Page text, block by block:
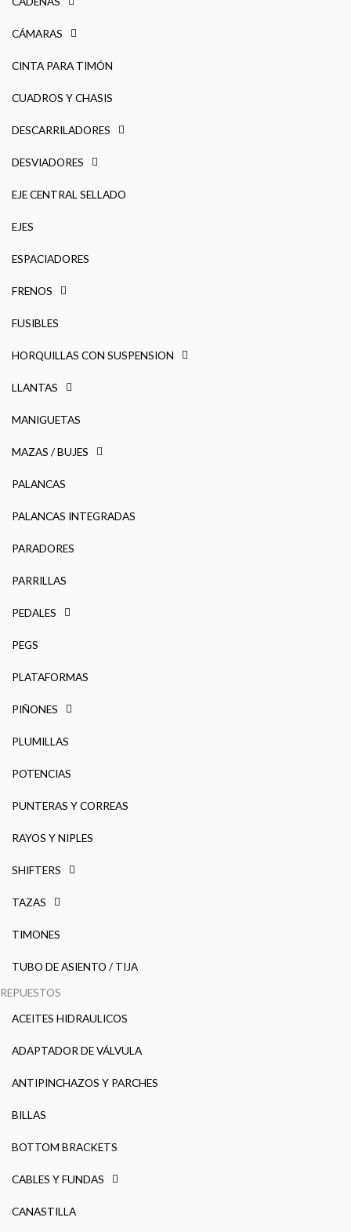
CÁMARAS
CINTA PARA TIMÓN
CUADROS Y CHASIS
DESCARRILADORES
DESVIADORES
EJE CENTRAL SELLADO
EJES
ESPACIADORES
FRENOS
FUSIBLES
HORQUILLAS CON SUSPENSION
LLANTAS
MANIGUETAS
MAZAS / BUJES
PALANCAS
PALANCAS INTEGRADAS
PARADORES
PARRILLAS
PEDALES
PEGS
PLATAFORMAS
PIÑONES
PLUMILLAS
POTENCIAS
PUNTERAS Y CORREAS
RAYOS Y NIPLES
SHIFTERS
TAZAS
TIMONES
TUBO DE ASIENTO / TIJA
REPUESTOS
ACEITES HIDRAULICOS
ADAPTADOR DE VÁLVULA
ANTIPINCHAZOS Y PARCHES
BILLAS
BOTTOM BRACKETS
CABLES Y FUNDAS
CANASTILLA